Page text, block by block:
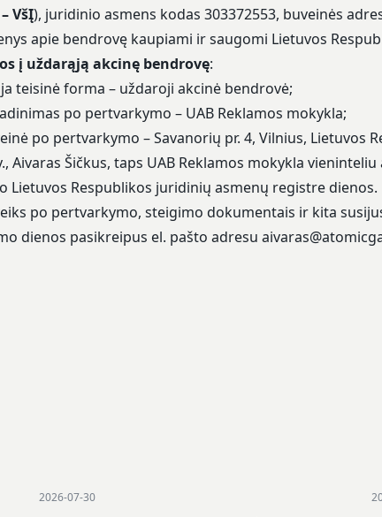
– VšĮ), juridinio asmens kodas 303372553, buveinės
apie bendrovę kaupiami ir saugomi Lietuvos
į uždarąją akcinę bendrovę:
forma – uždaroji akcinė bendrovė;
po pertvarkymo – UAB Reklamos mokykla;
po pertvarkymo – Savanorių pr. 4, Vilnius, Lietuvos
Aivaras Šičkus, taps UAB Reklamos mokykla
Lietuvos Respublikos juridinių asmenų registre dienos.
po pertvarkymo, steigimo dokumentais ir kita
dienos pasikreipus el. pašto adresu
2026-07-30